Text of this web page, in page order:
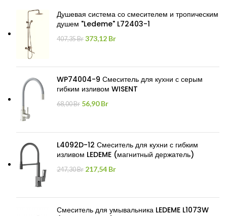
Душевая система со смесителем и тропическим
душем "Ledeme" L72403-1
407,35Br Первоначальная
373,12 BrТекущая
WP74004-9 Смеситель для кухни с серым
гибким изливом WISENT
68,00Br Первоначальная
56,90BrТекущая
L4092D-12 Смеситель для кухни с гибким
изливом LEDEME (магнитный держатель)
247,30Br Первоначальная
217,54 BrТекущая
Смеситель для умывальника LEDEME L1073W